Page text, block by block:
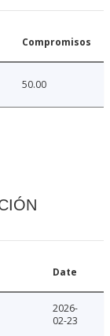
Compromisos
50.00
Date
2026-
02-23